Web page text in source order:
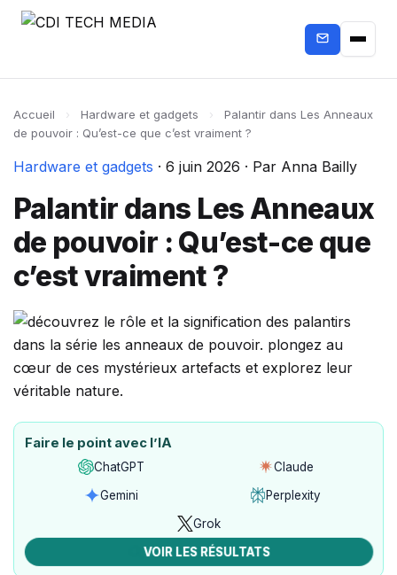
Accueil › Hardware et gadgets ›
Palantir dans Les Anneaux
de pouvoir : Qu’est-ce que c’est vraiment ?
Hardware et gadgets · 6 juin 2026 · Par Anna Bailly
Palantir dans Les Anneaux
de pouvoir : Qu’est-ce que
c’est vraiment ?
Faire le point avec l’IA
ChatGPT
Ouvrir
avec
Claude
Ouvrir
avec
Gemini
Ouvrir
Gemini
Perplexity
Ouvrir
Perplexity
Grok
Ouvrir
avec
Grok
VOIR LES RÉSULTATS